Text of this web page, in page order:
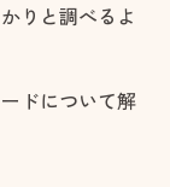
りと調べるよ
ドについて解